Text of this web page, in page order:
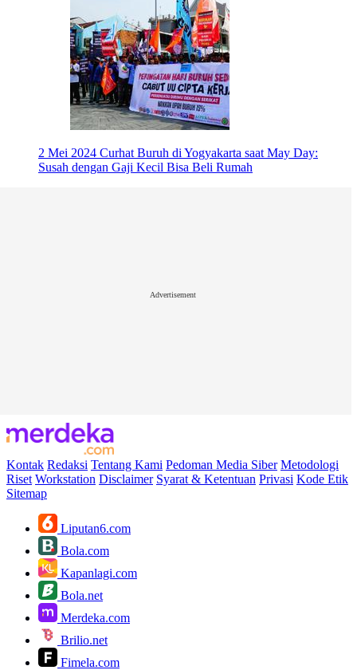
2 Mei 2024 Curhat Buruh di Yogyakarta saat May Day:
Susah dengan Gaji Kecil Bisa Beli Rumah
Advertisement
Kontak Redaksi Tentang Kami Pedoman Media Siber Metodologi
Riset Workstation Disclaimer Syarat & Ketentuan Privasi Kode Etik
Sitemap
Liputan6.com
Bola.com
Kapanlagi.com
Bola.net
Merdeka.com
Brilio.net
Fimela.com